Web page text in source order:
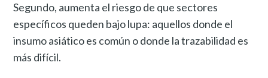
Segundo, aumenta el riesgo de que sectores
específicos queden bajo lupa: aquellos donde el
insumo asiático es común o donde la trazabilidad es
más difícil.